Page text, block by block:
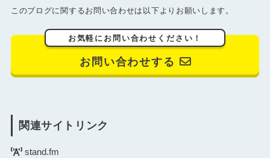
このブログに関するお問い合わせは以下よりお願いします。
お気軽にお問い合わせください！
お問い合わせする
関連サイトリンク
stand.fm